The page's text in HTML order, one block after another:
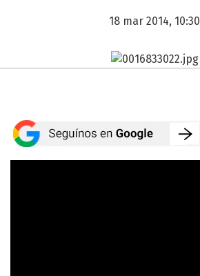
18 mar 2014, 10:30